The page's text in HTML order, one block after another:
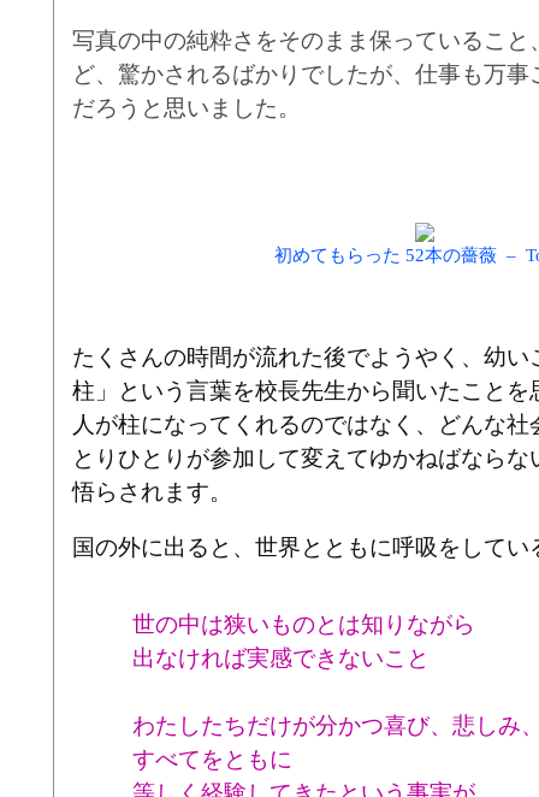
写真の中の純粋さをそのまま保っていること
ど、驚かされるばかりでしたが、仕事も万
だろうと思いました。
初めてもらった 52本の薔薇 –
たくさんの時間が流れた後でようやく、幼
柱」という言葉を校長先生から聞いたことを
人が柱になってくれるのではなく、どんな
とりひとりが参加して変えてゆかねばなら
悟らされます。
国の外に出ると、世界とともに呼吸をしてい
世の中は狭いものとは知りながら
出なければ実感できないこと
わたしたちだけが分かつ喜び、悲しみ
すべてをともに